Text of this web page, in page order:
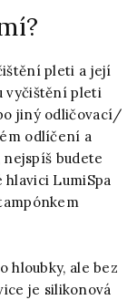
pleti a její
vyčištění pleti
jiný odličovací/
odlíčení a
budete
LumiSpa
hloubky, ale bez
je silikonová